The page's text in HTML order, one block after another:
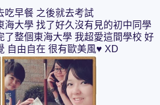
吃早餐 之後就去考試
海大學 找了好久沒有見的初中同學
了整個東海大學 我超愛這間學校 好
自由自在 很有歐美風♥ XD